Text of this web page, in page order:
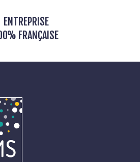
ENTREPRISE
FRANÇAISE